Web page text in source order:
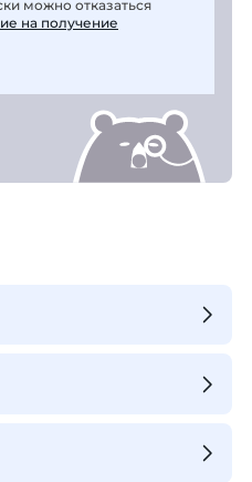
можно отказаться
на получение